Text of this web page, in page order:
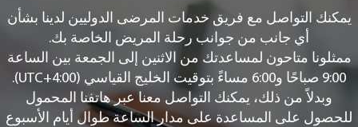
يمكنك التواصل مع فريق خدمات المرضى الدوليين لدينا بشأن
أي جانب من جوانب رحلة المريض الخاصة بك.
ممثلونا متاحون لمساعدتك من الاثنين إلى الجمعة بين الساعة
9:00 صباحًا و6:00 مساءً بتوقيت الخليج القياسي (UTC+4:00).
وبدلاً من ذلك، يمكنك التواصل معنا عبر هاتفنا المحمول
للحصول على المساعدة على مدار الساعة طوال أيام الأسبوع